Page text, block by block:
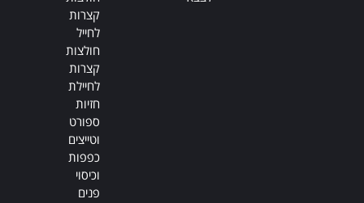
קצרות
לחייל
חולצות
קצרות
לחיילת
חזיות
ספורט
וטייצים
כפפות
וכיסוי
פנים